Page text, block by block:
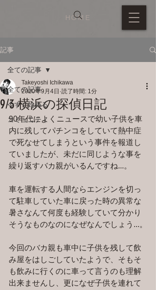
HOME
記事
全ての記事
今すぐ始める
コミュニティ
全ての記事
9/3 横浜の探偵日記
Takeyoshi Ichikawa
2020年9月4日 読了時間: 1分
90年代によくニュースで幼い子供を車
内に残してパチンコをしていて熱中症
で死なせてしまうという事件を報道し
ていましたが、未だに同じような事を
繰り返すバカ親がいるんですね...。
車を運転する人間ならエンジンを切っ
て駐車していた車に戻った時の異常な
暑さなんて何度も経験していて分かり
そうなものなのになぜなんでしょう...。
今回のバカ親も車中に子供を残して飲
み屋をはしごしていたようで、そもそ
も飲みに行くのに車って言うのも理解
出来ませんし、更になぜ子供を連れて